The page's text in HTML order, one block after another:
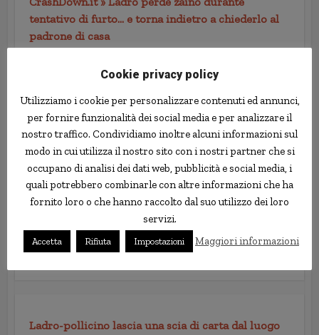
tentativo di furto… e torna indietro a chiederlo al
padrone di casa
[…] Fonte: notizie.delmondo.info […]
Ladro-pollicino lascia una scia di carta dal luogo
del furto a casa sua
20 Marzo 2012 alle 08:37
[…] Ladro perde zaino durante tentativo di furto… e torna
indietro a chiederlo al padrone di casa […]
Ladro-pollicino lascia una scia di carta dal luogo
Cookie privacy policy
Utilizziamo i cookie per personalizzare contenuti ed annunci,
per fornire funzionalità dei social media e per analizzare il
nostro traffico. Condividiamo inoltre alcuni informazioni sul
modo in cui utilizza il nostro sito con i nostri partner che si
occupano di analisi dei dati web, pubblicità e social media, i
quali potrebbero combinarle con altre informazioni che ha
fornito loro o che hanno raccolto dal suo utilizzo dei loro
servizi.
Accetta Rifiuta Impostazioni Maggiori informazioni